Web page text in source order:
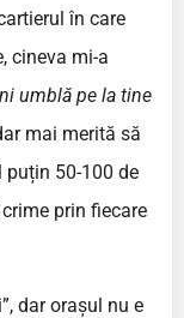
în care
cineva mi-a
umblă pe la tine
mai merită să
puțin 50-100 de
prin fiecare
dar orașul nu e